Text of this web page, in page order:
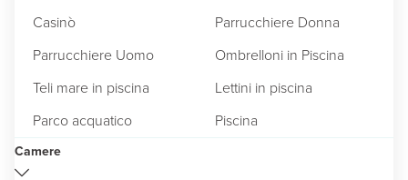
Casinò
Parrucchiere Donna
Parrucchiere Uomo
Ombrelloni in Piscina
Teli mare in piscina
Lettini in piscina
Parco acquatico
Piscina
Camere